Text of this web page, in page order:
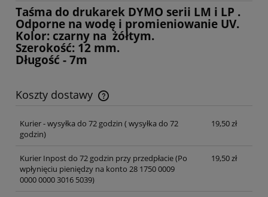
Taśma do drukarek DYMO serii LM i LP .
Odporne na wodę i promieniowanie UV.
Kolor: czarny na żółtym.
Szerokość: 12 mm.
Długość - 7m
Koszty dostawy
Cena nie zawiera ewentualnych kosztów płatności
Kurier - wysyłka do 72 godzin ( wysyłka do 72
godzin)
19,50 zł
Kurier Inpost do 72 godzin przy przedpłacie(Po
wpłynięciu pieniędzy na konto 28 1750 0009
0000 0000 3016 5039)
19,50 zł